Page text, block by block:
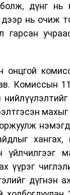
дүнг нь
нь очиж
гарсан
Комиссын
махыг
үйлчилгээг
үүрэг
дүгнэн